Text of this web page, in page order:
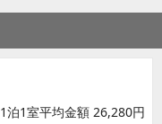
1泊1室平均金額 26,280円